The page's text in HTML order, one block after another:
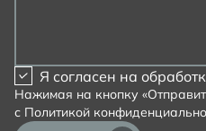
Я согласен на
Нажимая на кнопку
с Политикой